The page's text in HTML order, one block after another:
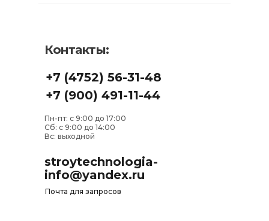
Пн-пт: с 9:00 до 17:00
Сб: с 9:00 до 14:00
Вс: выходной
+7 (4752) 56-31-48
Контакты:
Почта для запросов
stroytechnologia-
info@yandex.ru
+7 (900) 491-11-44